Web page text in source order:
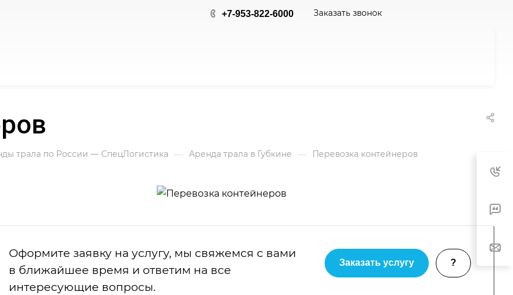
+7-953-822-6000 Заказать звонок
трала по России — СпецЛогистика — Аренда трала в Губкине — Перевозка контейнеров
Оформите заявку на услугу, мы свяжемся с вами
в ближайшее время и ответим на все
интересующие вопросы.
Заказать услугу ?